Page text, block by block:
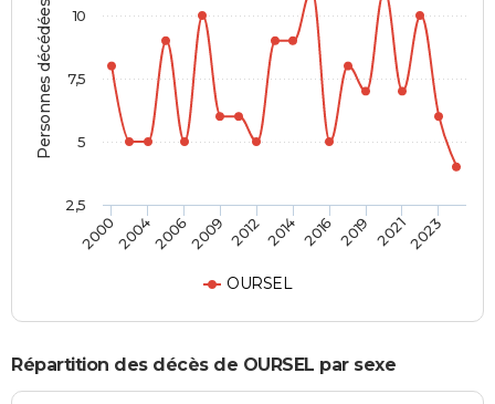
Personnes décédées
OURSEL
2000200420062009 2012 2014 2016 2019 20212023
10
2,5
5
7,5
Répartition des décès de OURSEL par sexe